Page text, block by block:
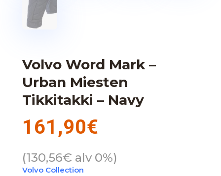
Volvo Word Mark –
Urban Miesten
Tikkitakki – Navy
161,90€
(130,56€ alv 0%)
Volvo Collection